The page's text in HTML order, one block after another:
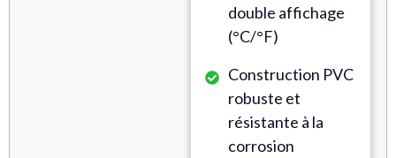
double affichage
(°C/°F)
Construction PVC
robuste et
résistante à la
corrosion